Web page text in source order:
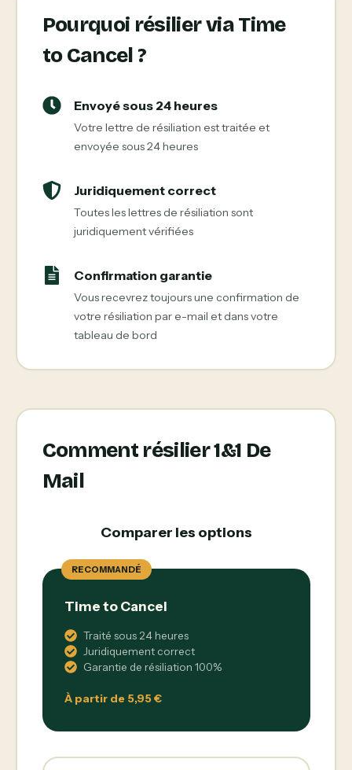
Pourquoi résilier via Time
to Cancel ?
Envoyé sous 24 heures
Votre lettre de résiliation est traitée et
envoyée sous 24 heures
Juridiquement correct
Toutes les lettres de résiliation sont
juridiquement vérifiées
Confirmation garantie
Vous recevrez toujours une confirmation de
votre résiliation par e-mail et dans votre
tableau de bord
Comment résilier 1&1 De
Mail
Comparer les options
RECOMMANDÉ
Time to Cancel
Traité sous 24 heures
Juridiquement correct
Garantie de résiliation 100%
À partir de 5,95 €